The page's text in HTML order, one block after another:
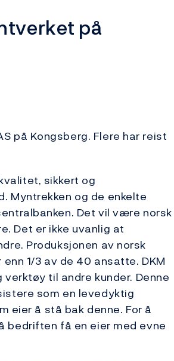
på
på Kongsberg. Flere har reist
sikkert og
Myntrekken og de enkelte
Det vil være norsk
Det er ikke uvanlig at
Produksjonen av norsk
1/3 av de 40 ansatte. DKM
til andre kunder. Denne
som en levedyktig
eier å stå bak denne. For å
bedriften få en eier med evne